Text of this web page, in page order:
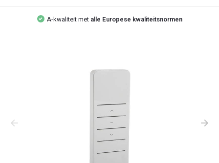
A-kwaliteit met alle Europese kwaliteitsnormen